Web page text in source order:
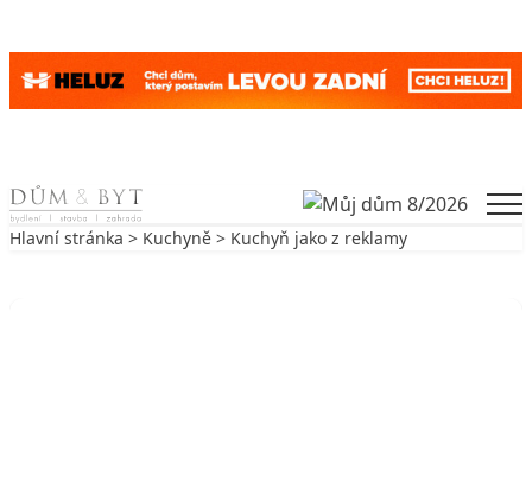
Skip to content
Hlavní stránka > Kuchyně > Kuchyň jako z reklamy